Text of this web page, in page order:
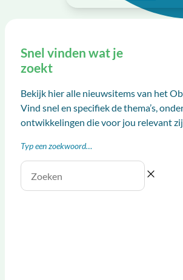
Snel vinden wat je
zoekt
Bekijk hier alle nieuwsitems van het
Vind snel en specifiek de thema’s,
ontwikkelingen die voor jou relevant
Typ een zoekwoord…